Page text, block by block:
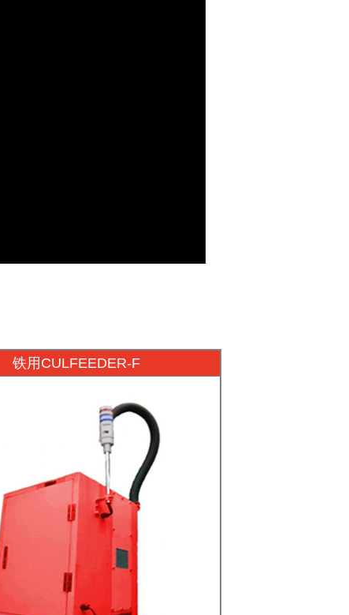
铁用CULFEEDER-F